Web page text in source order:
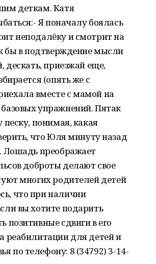
деткам. Катя
Я поначалу боялась
неподалёку и смотрит на
бы в подтверждение мысли
дескать, приезжай еще,
(опять же с
вместе с мамой на
упражнений. Пятак
песку, понимая, какая
что Юля минуту назад
Лошадь преображает
доброты делают свое
многих родителей детей
что при наличии
вы хотите подарить
позитивные сдвиги в его
реабилитации для детей и
по телефону: 8 (34792) 3-14-